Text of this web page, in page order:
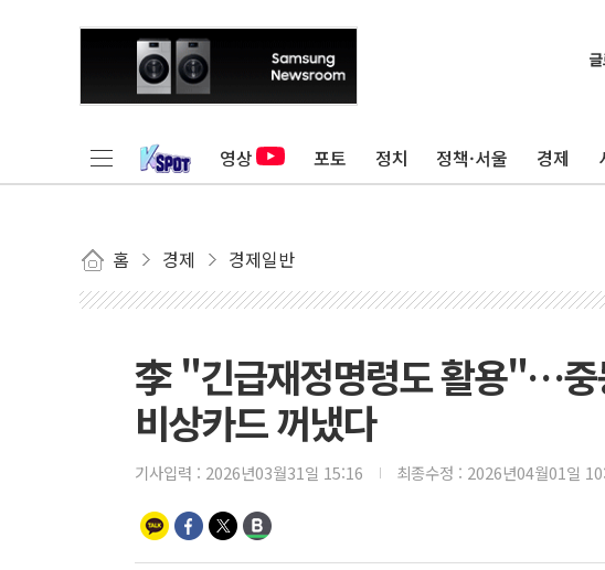
영상 포토 정치 정책·서울 경제
홈 경제 경제일반
李 "긴급재정명령도 활용"…중
비상카드 꺼냈다
기사입력 : 2026년03월31일 15:16 최종수정 : 2026년04월01일